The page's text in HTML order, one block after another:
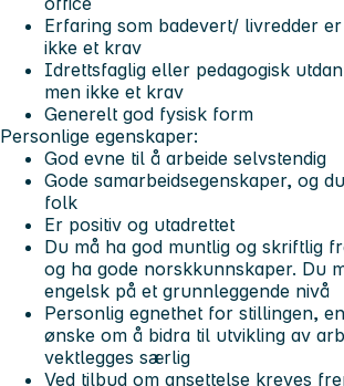
Erfaring som badevert/ livredder
ikke et krav
Idrettsfaglig eller pedagogisk
men ikke et krav
Generelt god fysisk form
Personlige egenskaper:
God evne til å arbeide selvstendig
Gode samarbeidsegenskaper, og
folk
Er positiv og utadrettet
Du må ha god muntlig og skriftlig
og ha gode norskkunnskaper. Du
engelsk på et grunnleggende nivå
Personlig egnethet for stillingen,
ønske om å bidra til utvikling av
vektlegges særlig
Ved tilbud om ansettelse kreves